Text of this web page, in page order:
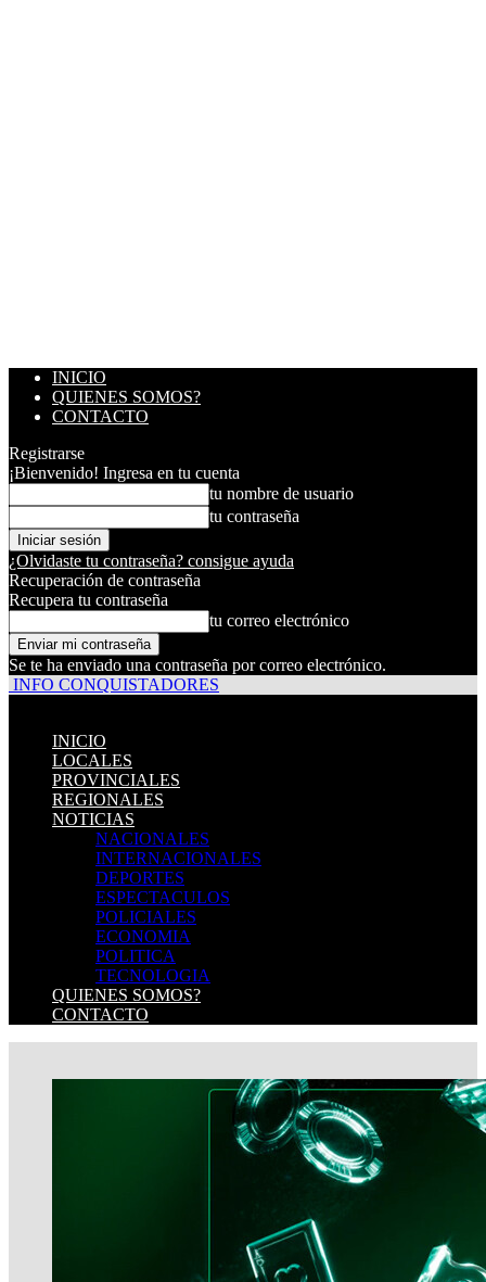
INICIO
QUIENES SOMOS?
CONTACTO
Registrarse
¡Bienvenido! Ingresa en tu cuenta
tu nombre de usuario
tu contraseña
¿Olvidaste tu contraseña? consigue ayuda
Recuperación de contraseña
Recupera tu contraseña
tu correo electrónico
Se te ha enviado una contraseña por correo electrónico.
INFO CONQUISTADORES
INICIO
LOCALES
PROVINCIALES
REGIONALES
NOTICIAS
NACIONALES
INTERNACIONALES
DEPORTES
ESPECTACULOS
POLICIALES
ECONOMIA
POLITICA
TECNOLOGIA
QUIENES SOMOS?
CONTACTO